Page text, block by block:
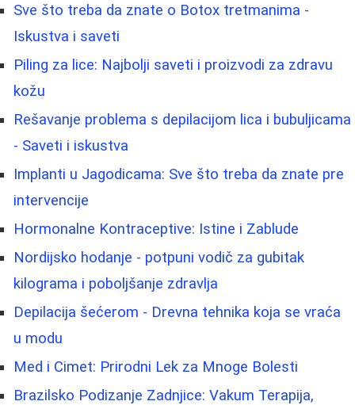
Sve što treba da znate o Botox tretmanima -
Iskustva i saveti
Piling za lice: Najbolji saveti i proizvodi za zdravu
kožu
Rešavanje problema s depilacijom lica i bubuljicama
- Saveti i iskustva
Implanti u Jagodicama: Sve što treba da znate pre
intervencije
Hormonalne Kontraceptive: Istine i Zablude
Nordijsko hodanje - potpuni vodič za gubitak
kilograma i poboljšanje zdravlja
Depilacija šećerom - Drevna tehnika koja se vraća
u modu
Med i Cimet: Prirodni Lek za Mnoge Bolesti
Brazilsko Podizanje Zadnjice: Vakum Terapija,